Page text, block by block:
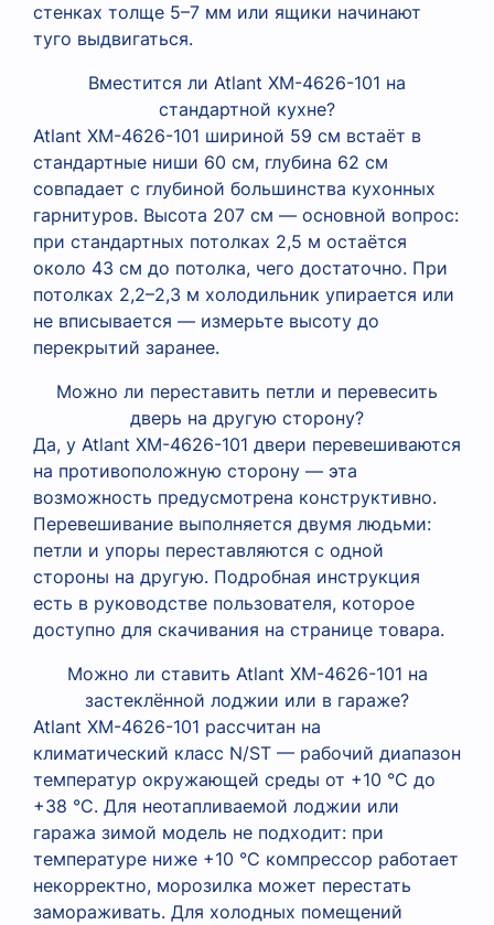
стенках толще 5–7 мм или ящики начинают
туго выдвигаться.
Вместится ли Atlant XM-4626-101 на
стандартной кухне?
Atlant XM-4626-101 шириной 59 см встаёт в
стандартные ниши 60 см, глубина 62 см
совпадает с глубиной большинства кухонных
гарнитуров. Высота 207 см — основной вопрос:
при стандартных потолках 2,5 м остаётся
около 43 см до потолка, чего достаточно. При
потолках 2,2–2,3 м холодильник упирается или
не вписывается — измерьте высоту до
перекрытий заранее.
Можно ли переставить петли и перевесить
дверь на другую сторону?
Да, у Atlant XM-4626-101 двери перевешиваются
на противоположную сторону — эта
возможность предусмотрена конструктивно.
Перевешивание выполняется двумя людьми:
петли и упоры переставляются с одной
стороны на другую. Подробная инструкция
есть в руководстве пользователя, которое
доступно для скачивания на странице товара.
Можно ли ставить Atlant XM-4626-101 на
застеклённой лоджии или в гараже?
Atlant XM-4626-101 рассчитан на
климатический класс N/ST — рабочий диапазон
температур окружающей среды от +10 °C до
+38 °C. Для неотапливаемой лоджии или
гаража зимой модель не подходит: при
температуре ниже +10 °C компрессор работает
некорректно, морозилка может перестать
замораживать. Для холодных помещений